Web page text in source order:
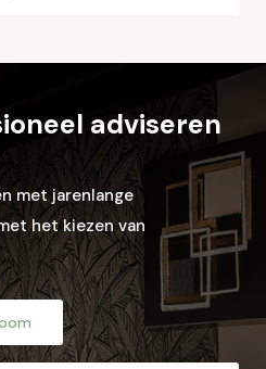
met een * zijn ingevuld.
adviseren
met jarenlange
het kiezen van